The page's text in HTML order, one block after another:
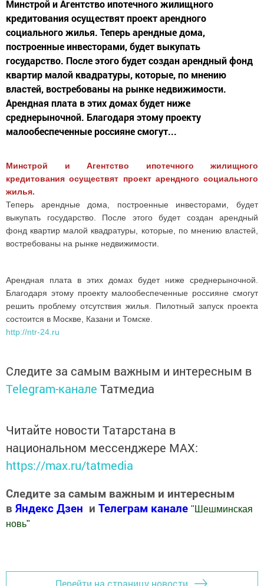
Минстрой и Агентство ипотечного жилищного
кредитования осуществят проект арендного
социального жилья. Теперь арендные дома,
построенные инвесторами, будет выкупать
государство. После этого будет создан арендный фонд
квартир малой квадратуры, которые, по мнению
властей, востребованы на рынке недвижимости.
Арендная плата в этих домах будет ниже
среднерыночной. Благодаря этому проекту
малообеспеченные россияне смогут...
Минстрой и Агентство ипотечного жилищного
кредитования осуществят проект арендного социального
жилья.
Теперь арендные дома, построенные инвесторами, будет
выкупать государство. После этого будет создан арендный
фонд квартир малой квадратуры, которые, по мнению властей,
востребованы на рынке недвижимости.
Арендная плата в этих домах будет ниже среднерыночной.
Благодаря этому проекту малообеспеченные россияне смогут
решить проблему отсутствия жилья. Пилотный запуск проекта
состоится в Москве, Казани и Томске.
http://ntr-24.ru
Следите за самым важным и интересным в
Telegram-канале Татмедиа
Читайте новости Татарстана в
национальном мессенджере MАХ:
https://max.ru/tatmedia
Следите за самым важным и интересным
в Яндекс Дзен и Телеграм канале " Шешминская
новь"
Перейти на страницу новости